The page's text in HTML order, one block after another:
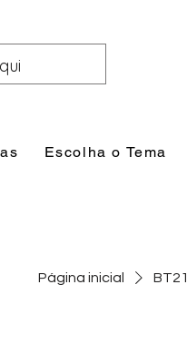
Escolha o Tema
Página inicial BT21